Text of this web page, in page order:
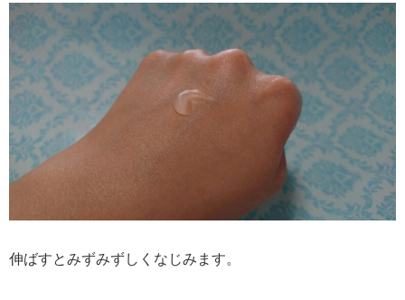
伸ばすとみずみずしくなじみます。